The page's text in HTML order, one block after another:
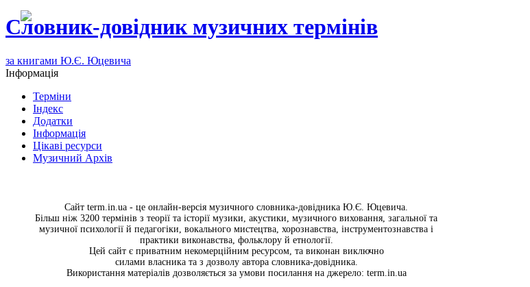
Словник-довідник музичних термінів
за книгами Ю.Є. Юцевича
Інформація
Терміни
Індекс
Додатки
Інформація
Цікаві ресурси
Музичний Архів
Сайт term.in.ua - це онлайн-версія музичного словника-довідника Ю.Є. Юцевича.
Більш ніж 3200 термінів з теорії та історії музики, акустики, музичного виховання, загальної та
музичної психології й педагогіки, вокального мистецтва, хорознавства, інструментознавства і
практики виконавства, фольклору й етнології.
Цей сайт є приватним некомерційним ресурсом, та виконан виключно
силами власника та з дозволу автора словника-довідника.
Використання матеріалів дозволяється за умови посилання на джерело: term.in.ua